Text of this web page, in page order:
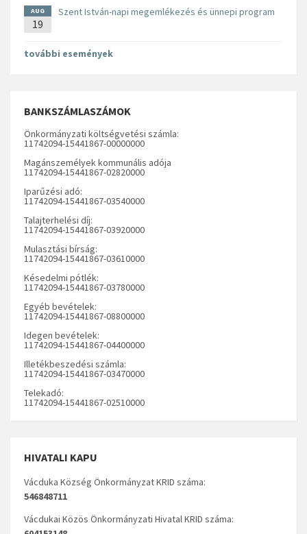
AUG
19
Szent István-napi megemlékezés és ünnepi program
további események
BANKSZÁMLASZÁMOK
Önkormányzati költségvetési számla:
11742094-15441867-00000000
Magánszemélyek kommunális adója
11742094-15441867-02820000
Iparűzési adó:
11742094-15441867-03540000
Talajterhelési díj:
11742094-15441867-03920000
Mulasztási bírság:
11742094-15441867-03610000
Késedelmi pótlék:
11742094-15441867-03780000
Egyéb bevételek:
11742094-15441867-08800000
Idegen bevételek:
11742094-15441867-04400000
Illetékbeszedési számla:
11742094-15441867-03470000
Telekadó:
11742094-15441867-02510000
HIVATALI KAPU
Vácduka Község Önkormányzat KRID száma:
546848711
Vácdukai Közös Önkormányzati Hivatal KRID száma: